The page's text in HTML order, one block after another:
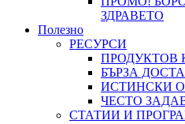
ЗДРАВЕТО
Полезно
РЕСУРСИ
ПРОДУКТОВ
БЪРЗА
ИСТИНСКИ
ЧЕСТО
СТАТИИ И